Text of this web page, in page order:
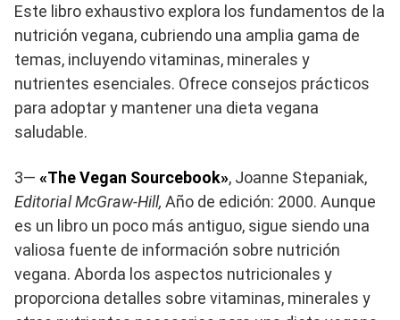
Este libro exhaustivo explora los fundamentos de la
nutrición vegana, cubriendo una amplia gama de
temas, incluyendo vitaminas, minerales y
nutrientes esenciales. Ofrece consejos prácticos
para adoptar y mantener una dieta vegana
saludable.
3— «The Vegan Sourcebook», Joanne Stepaniak,
Editorial McGraw-Hill, Año de edición: 2000. Aunque
es un libro un poco más antiguo, sigue siendo una
valiosa fuente de información sobre nutrición
vegana. Aborda los aspectos nutricionales y
proporciona detalles sobre vitaminas, minerales y